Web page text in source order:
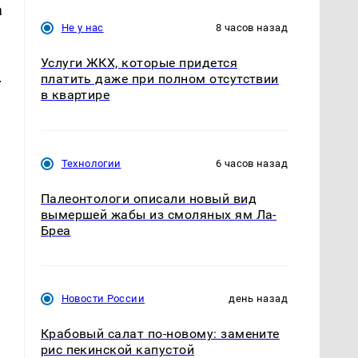
Не у нас 8 часов назад
Услуги ЖКХ, которые придется
платить даже при полном отсутствии
в квартире
Технологии 6 часов назад
Палеонтологи описали новый вид
вымершей жабы из смоляных ям Ла-
Бреа
Новости России день назад
Крабовый салат по-новому: замените
рис пекинской капустой